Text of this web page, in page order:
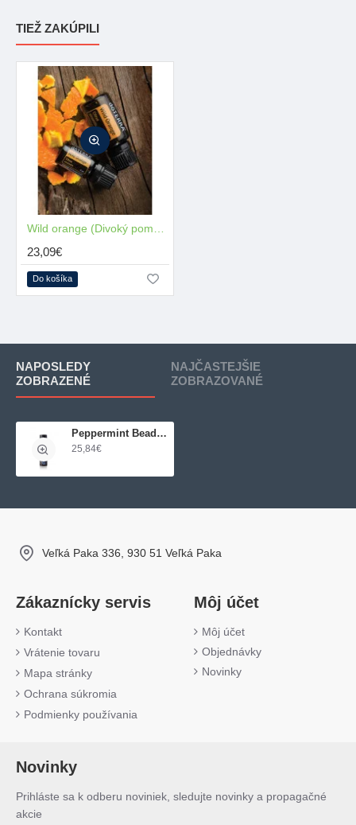
TIEŽ ZAKÚPILI
MŇAM
23,09€
Do košíka
NAPOSLEDY
ZOBRAZENÉ
NAJČASTEJŠIE
ZOBRAZOVANÉ
Peppermint Beadlet 125 guličiek
25,84€
Veľká Paka 336, 930 51 Veľká Paka
Zákaznícky servis
Kontakt
Vrátenie tovaru
Mapa stránky
Ochrana súkromia
Podmienky používania
Môj účet
Môj účet
Objednávky
Novinky
Novinky
Prihláste sa k odberu noviniek, sledujte novinky a propagačné
akcie